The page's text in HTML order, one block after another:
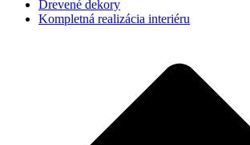
Drevené dekory
Kompletná realizácia interiéru